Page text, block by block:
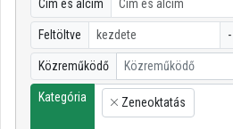
Intézményi felfedezés
Kategóriák
Intézményi listák
Cím és alcím
Feltöltve -
Közreműködő Közreműködő
Kategória
×
Zeneoktatás